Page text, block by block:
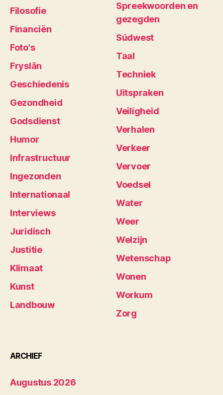
Filosofie
Financiën
Foto's
Fryslân
Geschiedenis
Gezondheid
Godsdienst
Humor
Infrastructuur
Ingezonden
Internationaal
Interviews
Juridisch
Justitie
Klimaat
Kunst
Landbouw
Spreekwoorden en
gezegden
Súdwest
Taal
Techniek
Uitspraken
Veiligheid
Verhalen
Verkeer
Vervoer
Voedsel
Water
Weer
Welzijn
Wetenschap
Wonen
Workum
Zorg
ARCHIEF
Augustus 2026